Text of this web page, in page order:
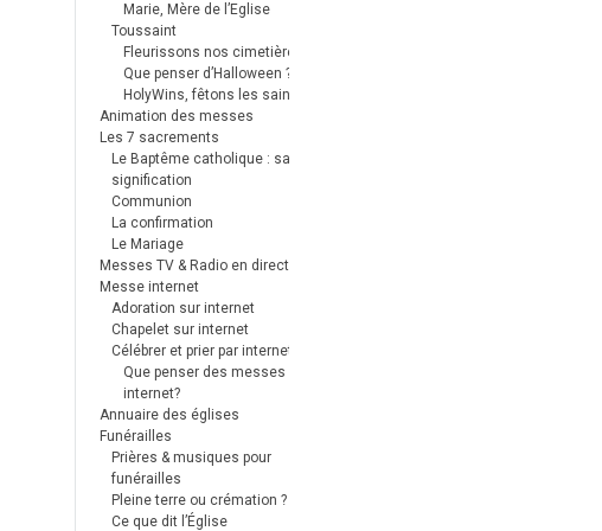
Marie, Mère de l’Eglise
Toussaint
Fleurissons nos cimetières
Que penser d’Halloween ?
HolyWins, fêtons les saints !
Animation des messes
Les 7 sacrements
Le Baptême catholique : sa
signification
Communion
La confirmation
Le Mariage
Messes TV & Radio en direct
Messe internet
Adoration sur internet
Chapelet sur internet
Célébrer et prier par internet
Que penser des messes
internet?
Annuaire des églises
Funérailles
Prières & musiques pour
funérailles
Pleine terre ou crémation ?
Ce que dit l’Église